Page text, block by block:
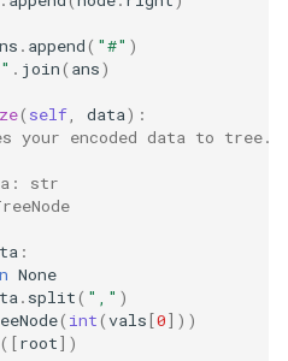
I
. append( "#" )
. join( ans)
( self, data):
your encoded data to tree.
str
:
None
. split( "," )
( int(vals[0]))
([root])